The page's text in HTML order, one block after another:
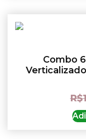
Combo
R$